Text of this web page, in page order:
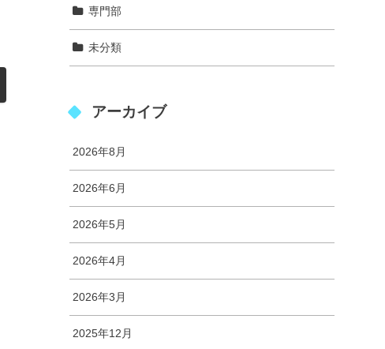
専門部
未分類
アーカイブ
2026年8月
2026年6月
2026年5月
2026年4月
2026年3月
2025年12月